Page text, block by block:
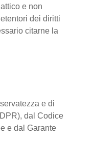
e non
dei diritti
citarne la
e di
dal Codice
e dal Garante